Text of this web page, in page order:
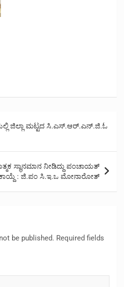
ಜಿಲ್ಲಾ ಮಟ್ಟದ ಸಿ.ಎಸ್.ಆರ್.ಎನ್.ಜಿ.ಓ
ಸ್ಥಾನಮಾನ ನೀಡಿದ್ದು ಪಂಚಾಯತ್
: ಜಿ.ಪಂ ಸಿ.ಇ.ಒ ಮೋನಾರೋತ್
be published. Required fields